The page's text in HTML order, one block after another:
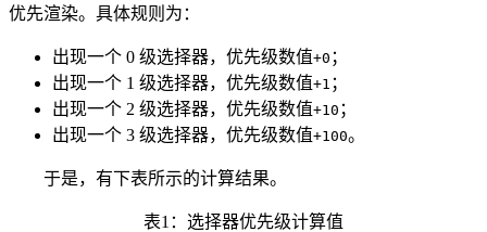
优先渲染。具体规则为：
出现一个 0 级选择器，优先级数值+0 ；
出现一个 1 级选择器，优先级数值+1 ；
出现一个 2 级选择器，优先级数值+10 ；
出现一个 3 级选择器，优先级数值+100。
于是，有下表所示的计算结果。
表1：选择器优先级计算值